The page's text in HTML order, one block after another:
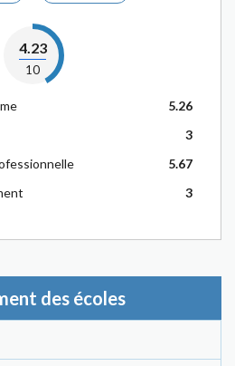
4.23
10
5.26
3
5.67
3
des écoles